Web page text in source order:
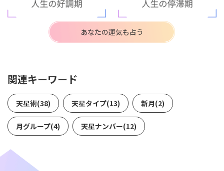
あなたの運気も占う
関連キーワード
天星術(38) 天星タイプ(13) 新月(2)
月グループ(4) 天星ナンバー(12)